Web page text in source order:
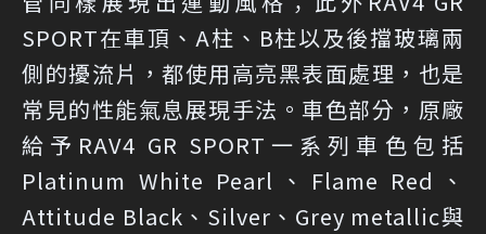
SPORT在車頂、A柱、B柱以及後擋玻璃兩
側的擾流片，都使用高亮黑表面處理，也是
常見的性能氣息展現手法。車色部分，原廠
給予RAV4 GR SPORT一系列車色包括
Platinum White Pearl、Flame Red、
Attitude Black、Silver、Grey metallic與